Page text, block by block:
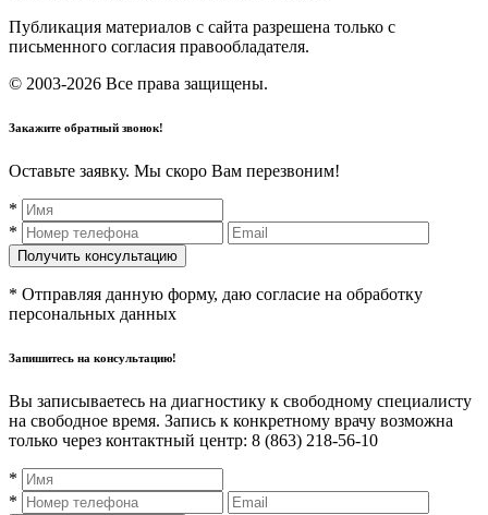
Публикация материалов с сайта разрешена только с
письменного согласия правообладателя.
© 2003-2026 Все права защищены.
Закажите обратный звонок!
Оставьте заявку. Мы скоро Вам перезвоним!
*
*
* Отправляя данную форму, даю согласие на обработку
персональных данных
Запишитесь на консультацию!
Вы записываетесь на диагностику к свободному специалисту
на свободное время. Запись к конкретному врачу возможна
только через контактный центр: 8 (863) 218-56-10
*
*